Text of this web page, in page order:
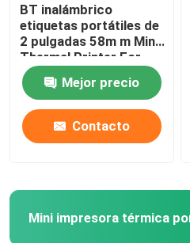
BT inalámbrico
etiquetas portátiles de
2 pulgadas 58m m Mini
Thermal Printer For
Shipping
Mejor precio
Contacto